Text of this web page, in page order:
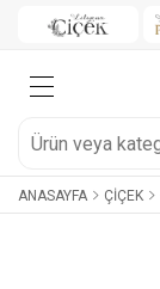
ANASAYFA ÇIÇEK